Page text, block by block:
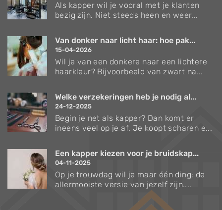
Als kapper wil je vooral met je klanten
bezig zijn. Niet steeds heen en weer...
Van donker naar licht haar: hoe pak...
15-04-2026
Wil je van een donkere naar een lichtere
haarkleur? Bijvoorbeeld van zwart na...
Welke verzekeringen heb je nodig al...
24-12-2025
Begin je net als kapper? Dan komt er
ineens veel op je af. Je koopt scharen e...
Een kapper kiezen voor je bruidskap...
04-11-2025
Op je trouwdag wil je maar één ding: de
allermooiste versie van jezelf zijn....